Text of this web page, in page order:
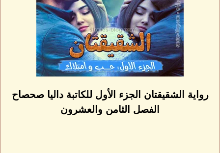
رواية الشقيقتان الجزء الأول للكاتبة داليا صحصاح
الفصل الثامن والعشرون